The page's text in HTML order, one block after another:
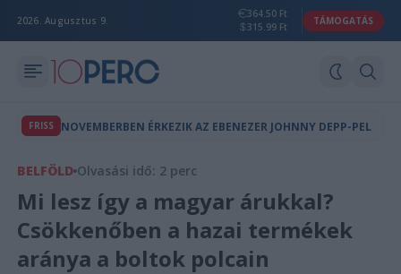
2026. Augusztus 9.
364.50 Ft
315.99 Ft
TÁMOGATÁS
FRISS NOVEMBERBEN ÉRKEZIK AZ EBENEZER JOHNNY DEPP-PEL
BELFÖLD Olvasási idő: 2 perc
Mi lesz így a magyar árukkal?
Csökkenőben a hazai termékek
aránya a boltok polcain